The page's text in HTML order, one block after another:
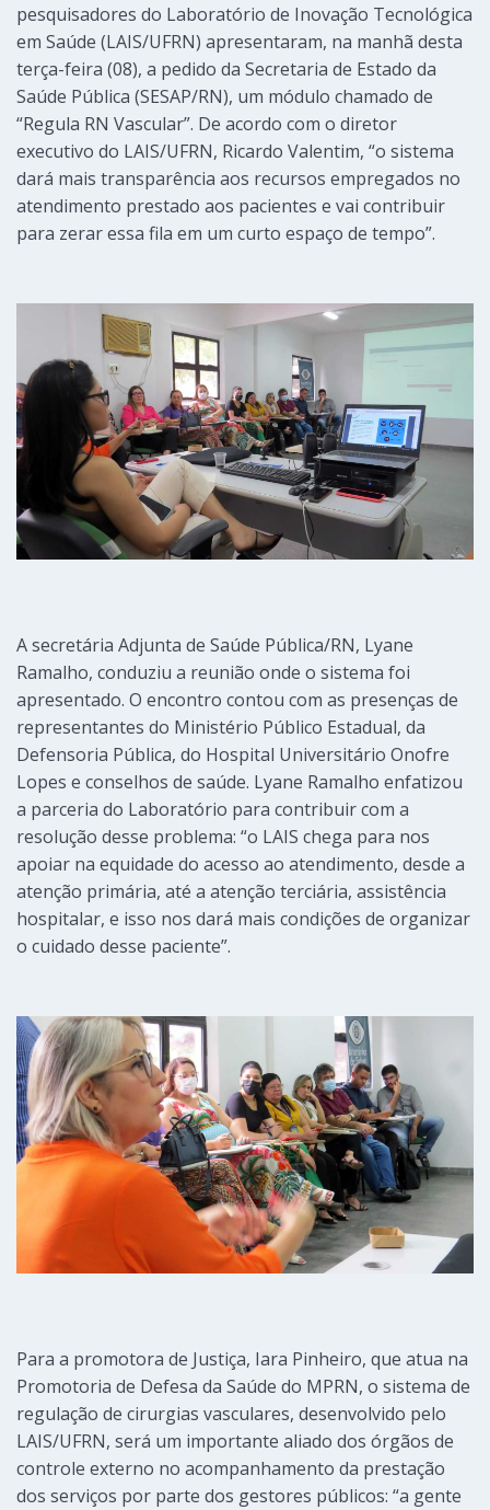
pesquisadores do Laboratório de Inovação Tecnológica
em Saúde (LAIS/UFRN) apresentaram, na manhã desta
terça-feira (08), a pedido da Secretaria de Estado da
Saúde Pública (SESAP/RN), um módulo chamado de
“Regula RN Vascular”. De acordo com o diretor
executivo do LAIS/UFRN, Ricardo Valentim, “o sistema
dará mais transparência aos recursos empregados no
atendimento prestado aos pacientes e vai contribuir
para zerar essa fila em um curto espaço de tempo”.
A secretária Adjunta de Saúde Pública/RN, Lyane
Ramalho, conduziu a reunião onde o sistema foi
apresentado. O encontro contou com as presenças de
representantes do Ministério Público Estadual, da
Defensoria Pública, do Hospital Universitário Onofre
Lopes e conselhos de saúde. Lyane Ramalho enfatizou
a parceria do Laboratório para contribuir com a
resolução desse problema: “o LAIS chega para nos
apoiar na equidade do acesso ao atendimento, desde a
atenção primária, até a atenção terciária, assistência
hospitalar, e isso nos dará mais condições de organizar
o cuidado desse paciente”.
Para a promotora de Justiça, Iara Pinheiro, que atua na
Promotoria de Defesa da Saúde do MPRN, o sistema de
regulação de cirurgias vasculares, desenvolvido pelo
LAIS/UFRN, será um importante aliado dos órgãos de
controle externo no acompanhamento da prestação
dos serviços por parte dos gestores públicos: “a gente